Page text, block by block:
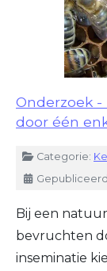
Onderzoek
door één
DetailsCategorie:
Bij een
bevruchten
inseminatie